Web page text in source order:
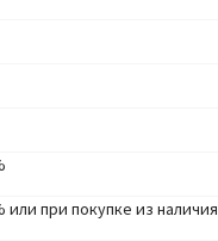
или при покупке из наличия